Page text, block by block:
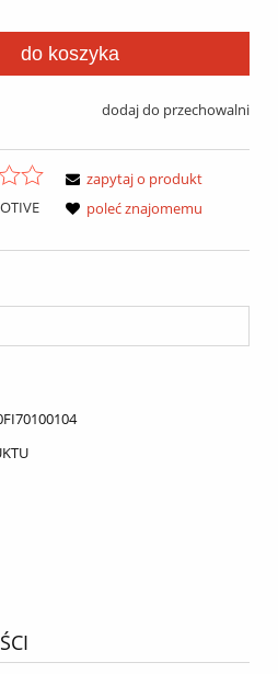
do koszyka
dodaj do przechowalni
zapytaj o produkt
poleć znajomemu